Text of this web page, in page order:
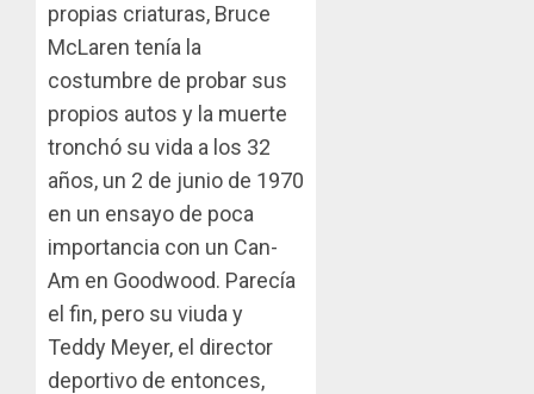
propias criaturas, Bruce
McLaren tenía la
costumbre de probar sus
propios autos y la muerte
tronchó su vida a los 32
años, un 2 de junio de 1970
en un ensayo de poca
importancia con un Can-
Am en Goodwood. Parecía
el fin, pero su viuda y
Teddy Meyer, el director
deportivo de entonces,